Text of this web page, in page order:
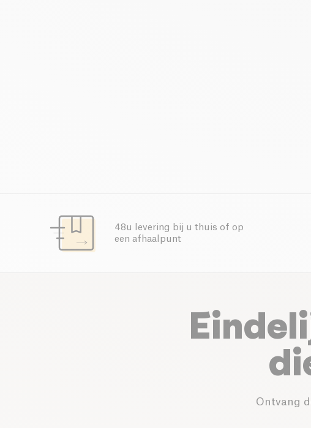
48u levering bij u thuis of op
een afhaalpunt
Ontvang